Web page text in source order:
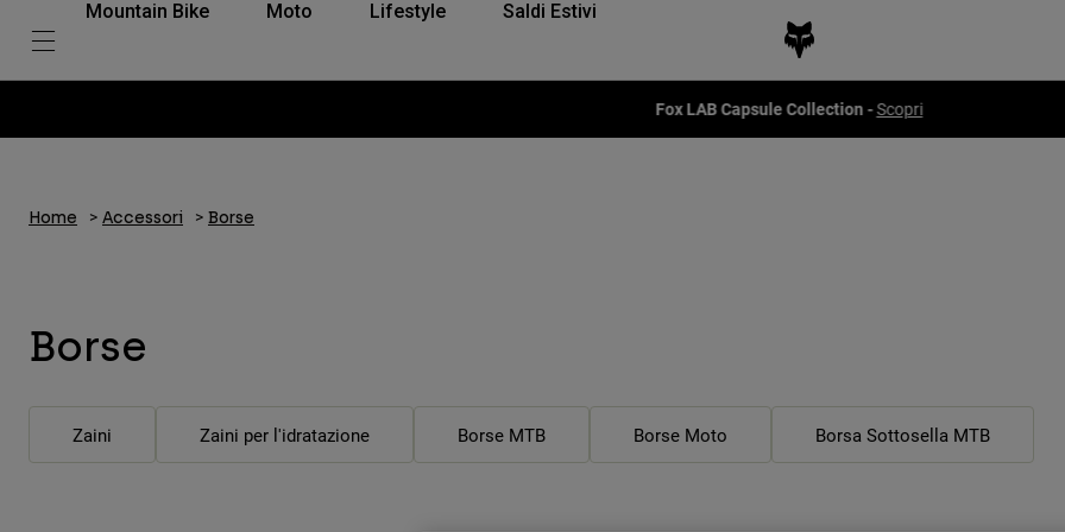
Mountain Bike Moto Lifestyle Saldi Estivi
Fox LAB Capsule Collection -Scopri
Home Accessori Borse
Borse
Zaini Zaini per l'idratazione Borse MTB Borse Moto Borsa Sottosella MTB